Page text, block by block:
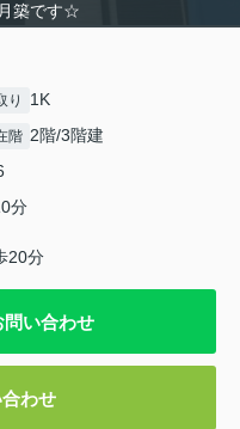
築です☆
り 1K
階 2階/3階建
分
20分
い合わせ
わせ